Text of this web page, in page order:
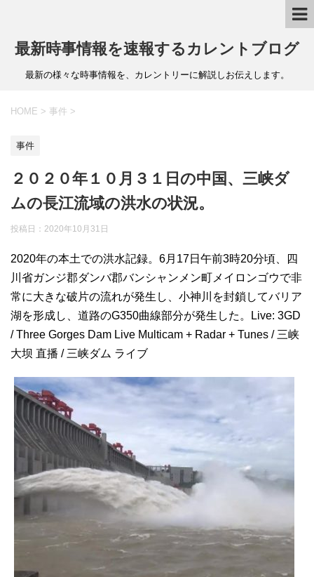
最新時事情報を速報するカレントブログ
最新の様々な時事情報を、カレントリーに解説しお伝えします。
HOME > 事件 >
事件
２０２０年１０月３１日の中国、三峡ダ
ムの長江流域の洪水の状況。
投稿日： 2020年10月31日
2020年の本土での洪水記録。6月17日午前3時20分頃、四
川省ガンジ郡ダンバ郡バンシャンメン町メイロンゴウで非
常に大きな破片の流れが発生し、小神川を封鎖してバリア
湖を形成し、道路のG350曲線部分が発生した。Live: 3GD
/ Three Gorges Dam Live Multicam + Radar + Tunes / 三峡
大坝 直播 / 三峡ダム ライブ